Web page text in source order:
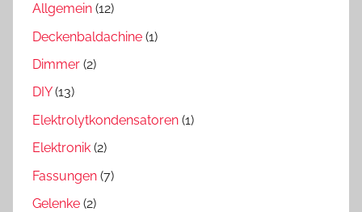
Allgemein (12)
Deckenbaldachine (1)
Dimmer (2)
DIY(13)
Elektrolytkondensatoren (1)
Elektronik (2)
Fassungen (7)
Gelenke (2)